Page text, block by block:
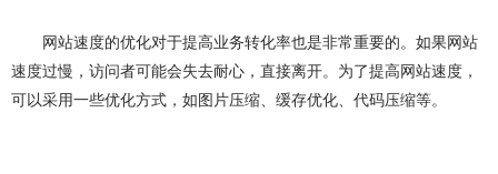
网站速度的优化对于提高业务转化率也是非常重要的。如果网站
速度过慢，访问者可能会失去耐心，直接离开。为了提高网站速度，
可以采用一些优化方式，如图片压缩、缓存优化、代码压缩等。